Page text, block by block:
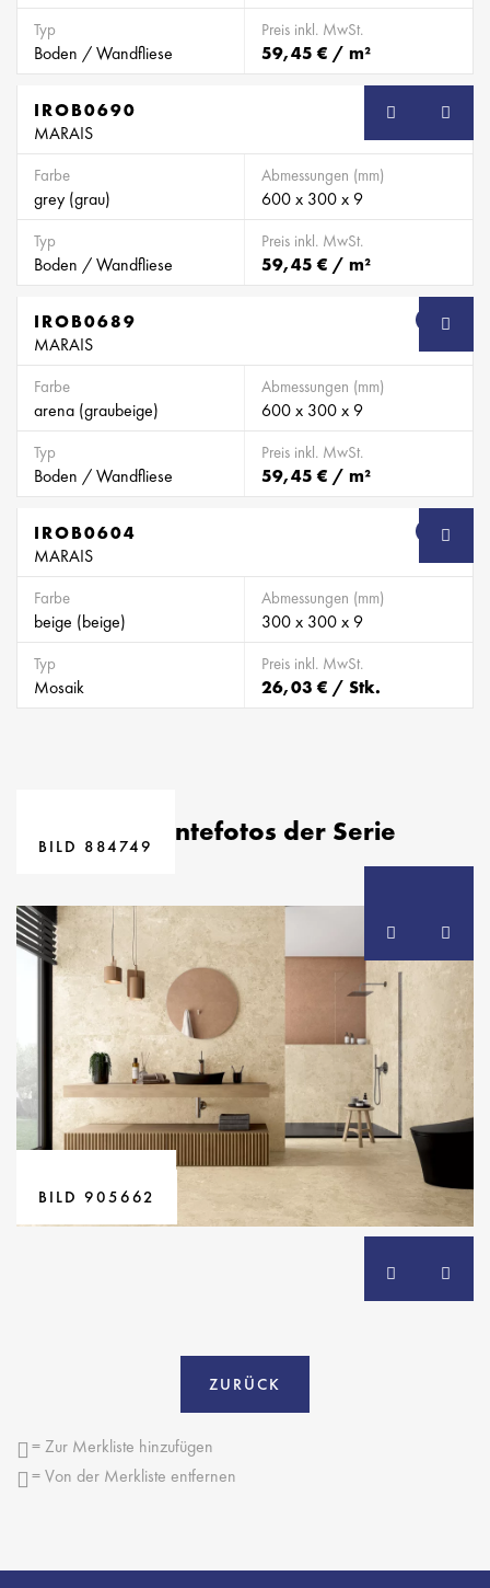
Typ
Boden / Wandfliese
Preis inkl. MwSt.
59,45 € / m²
SB
IROB0690
MARAIS
Farbe
grey (grau)
Abmessungen (mm)
600 x 300 x 9
Typ
Boden / Wandfliese
Preis inkl. MwSt.
59,45 € / m²
SB
IROB0689
MARAIS
Farbe
arena (graubeige)
Abmessungen (mm)
600 x 300 x 9
Typ
Boden / Wandfliese
Preis inkl. MwSt.
59,45 € / m²
SB
IROB0604
MARAIS
Farbe
beige (beige)
Abmessungen (mm)
300 x 300 x 9
Typ
Mosaik
Preis inkl. MwSt.
26,03 € / Stk.
Ambientefotos der Serie
BILD 884748
BILD 884749
BILD 884751
BILD 905662
ZURÜCK
= Zur Merkliste hinzufügen
= Von der Merkliste entfernen